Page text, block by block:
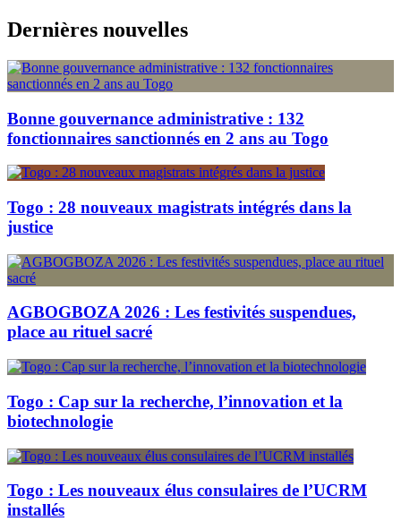
Skip
to
content
Dernières nouvelles
Bonne gouvernance administrative : 132
fonctionnaires sanctionnés en 2 ans au Togo
Togo : 28 nouveaux magistrats intégrés dans la
justice
AGBOGBOZA 2026 : Les festivités suspendues,
place au rituel sacré
Togo : Cap sur la recherche, l’innovation et la
biotechnologie
Togo : Les nouveaux élus consulaires de l’UCRM
installés